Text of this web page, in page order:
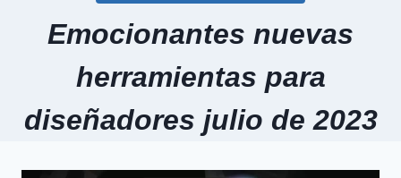
Emocionantes nuevas
herramientas para
diseñadores julio de 2023